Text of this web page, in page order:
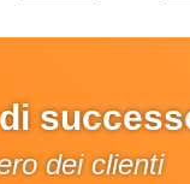
dei clienti